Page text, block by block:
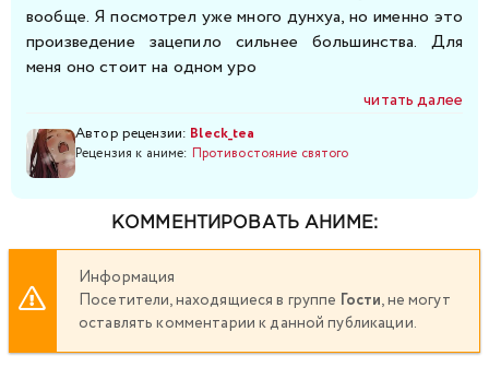
вообще. Я посмотрел уже много дунхуа, но именно это
произведение зацепило сильнее большинства. Для
меня оно стоит на одном уро
читать далее
Автор рецензии: Bleck_tea
Рецензия к аниме: Противостояние святого
КОММЕНТИРОВАТЬ АНИМЕ:
Информация
Посетители, находящиеся в группе Гости, не могут
оставлять комментарии к данной публикации.